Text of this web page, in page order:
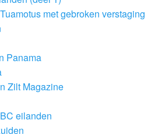
met gebroken verstaging
Panama
Zilt Magazine
eilanden